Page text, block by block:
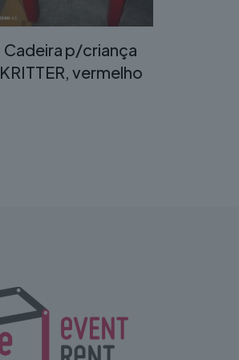
Cadeira p/criança
KRITTER, vermelho